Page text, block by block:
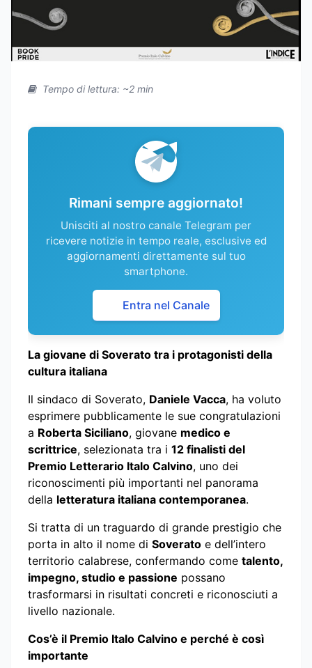
Tempo di lettura: ~2 min
Rimani sempre aggiornato!
Unisciti al nostro canale Telegram per
ricevere notizie in tempo reale, esclusive ed
aggiornamenti direttamente sul tuo
smartphone.
Entra nel Canale
La giovane di Soverato tra i protagonisti della
cultura italiana
Il sindaco di Soverato, Daniele Vacca, ha voluto
esprimere pubblicamente le sue congratulazioni
a Roberta Siciliano, giovane medico e
scrittrice, selezionata tra i 12 finalisti del
Premio Letterario Italo Calvino, uno dei
riconoscimenti più importanti nel panorama
della letteratura italiana contemporanea.
Si tratta di un traguardo di grande prestigio che
porta in alto il nome di Soverato e dell’intero
territorio calabrese, confermando come talento,
impegno, studio e passione possano
trasformarsi in risultati concreti e riconosciuti a
livello nazionale.
Cos’è il Premio Italo Calvino e perché è così
importante